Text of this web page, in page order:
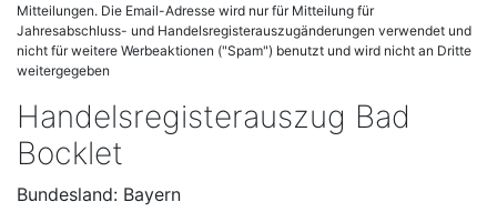
Mitteilungen. Die Email-Adresse wird nur für Mitteilung für
Jahresabschluss- und Handelsregisterauszugänderungen verwendet und
nicht für weitere Werbeaktionen ("Spam") benutzt und wird nicht an Dritte
weitergegeben
Handelsregisterauszug Bad
Bocklet
Bundesland: Bayern